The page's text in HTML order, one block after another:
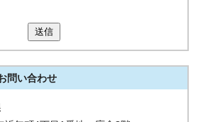
送信
問い合わせ